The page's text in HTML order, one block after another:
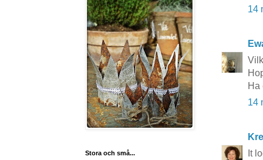
14
Ha
14
It
Stora och små...